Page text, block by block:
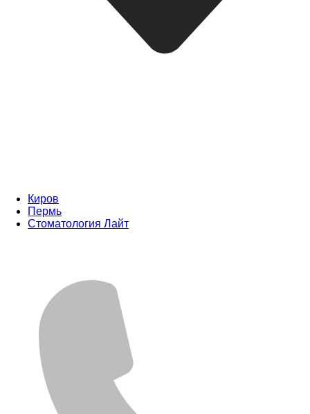
Киров
Пермь
Стоматология Лайт